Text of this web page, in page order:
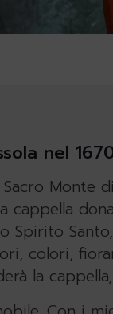
nel
Monte
cappella
Spirito
colori,
la